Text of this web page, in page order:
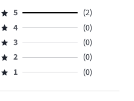
Ocena
5,
ilość
głosów
2.
5
(2)
Ocena
4,
ilość
głosów
4
(0)
Ocena
3,
ilość
3
(0)
Ocena
2,
2
(0)
Ocena
1,
1 (0)